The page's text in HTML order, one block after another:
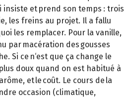
insiste et prend son temps : trois
les freins au projet. Il a fallu
les remplacer. Pour la vanille,
par macération des gousses
Si ce n‘est que ça change le
doux quand on est habitué à
et le coût. Le cours de la
occasion (climatique,